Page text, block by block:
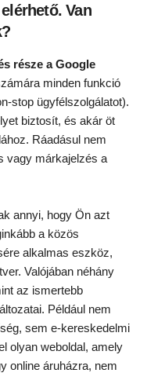
Van
része a Google
minden funkció
stop ügyfélszolgálatot).
biztosít, és akár öt
Ráadásul nem
vagy márkajelzés a
annyi, hogy Ön azt
a közös
alkalmas eszköz,
Valójában néhány
az ismertebb
Például nem
sem e-kereskedelmi
olyan weboldal, amely
online áruházra, nem